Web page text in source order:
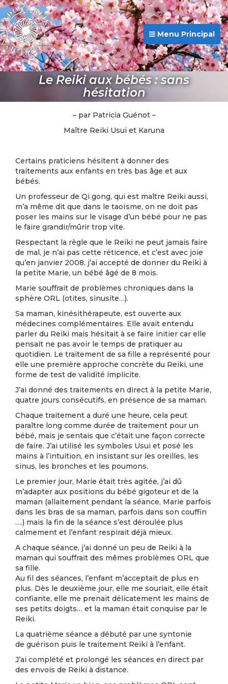
Menu Principal
Le Reiki aux bébés : sans
hésitation
– par Patricia Guénot –
Maître Reiki Usui et Karuna
Certains praticiens hésitent à donner des
traitements aux enfants en très bas âge et aux
bébés.
Un professeur de Qi gong, qui est maître Reiki aussi,
m’a même dit que dans le taoïsme, on ne doit pas
poser les mains sur le visage d’un bébé pour ne pas
le faire grandir/mûrir trop vite.
Respectant la règle que le Reiki ne peut jamais faire
de mal, je n’ai pas cette réticence, et c’est avec joie
qu’en janvier 2008, j’ai accepté de donner du Reiki à
la petite Marie, un bébé âgé de 8 mois.
Marie souffrait de problèmes chroniques dans la
sphère ORL (otites, sinusite…).
Sa maman, kinésithérapeute, est ouverte aux
médecines complémentaires. Elle avait entendu
parler du Reiki mais hésitait à se faire initier car elle
pensait ne pas avoir le temps de pratiquer au
quotidien. Le traitement de sa fille a représenté pour
elle une première approche concrète du Reiki, une
forme de test de validité implicite.
J’ai donné des traitements en direct à la petite Marie,
quatre jours consécutifs, en présence de sa maman.
Chaque traitement a duré une heure, cela peut
paraître long comme durée de traitement pour un
bébé, mais je sentais que c’était une façon correcte
de faire. J’ai utilisé les symboles Usui et posé les
mains à l’intuition, en insistant sur les oreilles, les
sinus, les bronches et les poumons.
Le premier jour, Marie était très agitée, j’ai dû
m’adapter aux positions du bébé gigoteur et de la
maman (allaitement pendant la séance, Marie parfois
dans les bras de sa maman, parfois dans son couffin
….) mais la fin de la séance s’est déroulée plus
calmement et l’enfant respirait déjà mieux.
A chaque séance, j’ai donné un peu de Reiki à la
maman qui souffrait des mêmes problèmes ORL que
sa fille.
Au fil des séances, l’enfant m’acceptait de plus en
plus. Dès le deuxième jour, elle me souriait, elle était
confiante, elle me prenait délicatement les mains de
ses petits doigts… et la maman était conquise par le
Reiki.
La quatrième séance a débuté par une syntonie
de guérison puis le traitement Reiki à l’enfant.
J’ai complété et prolongé les séances en direct par
des envois de Reiki à distance.